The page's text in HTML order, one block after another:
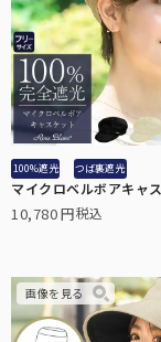
こちらから全ての長
100%遮光 つば裏遮光
マイクロベルボアキャ
10,780 税込